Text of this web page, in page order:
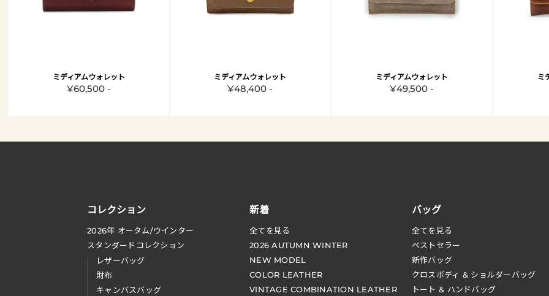
ミディアムウォレット
¥60,500 -
ミディアムウォレット
¥48,400 -
ミディアムウォレット
¥49,500 -
ミ
コレクション
2026年 オータム/ウインター
スタンダードコレクション
レザーバッグ
財布
キャンバスバッグ
新着
全てを見る
2026 AUTUMN WINTER
NEW MODEL
COLOR LEATHER
VINTAGE COMBINATION LEATHER
バッグ
全てを見る
ベストセラー
新作バッグ
クロスボディ & ショルダーバッグ
トート & ハンドバッグ